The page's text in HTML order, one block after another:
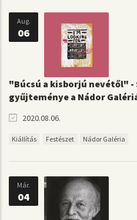
Aug.
06
"Búcsú a kisborjú nevétől" -
gyűjteménye a Nádor
2020.08.06.
Kiállítás Festészet Nádor Galéria
Már.
04